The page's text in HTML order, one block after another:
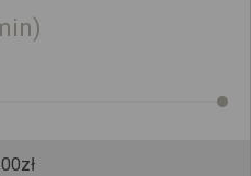
00zł